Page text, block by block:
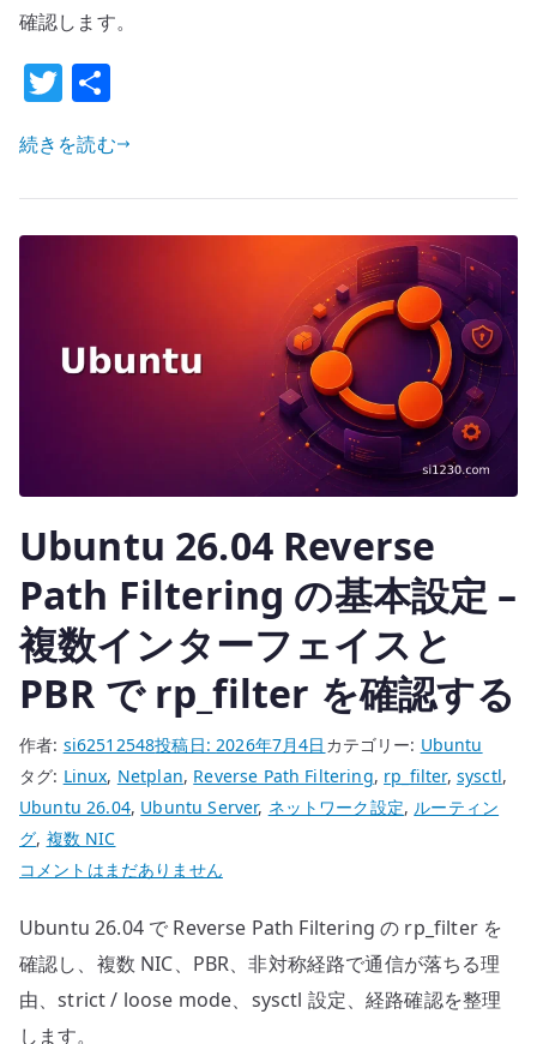
定
–
S.M.A.R.T.
で
物
理
へ
の
確認します。
T
w
it
te
r
続きを読む
Ubuntu 26.04 Reverse
Path Filtering の基本設定 –
複数インターフェイスと
PBR で rp_filter を確認する
作者: si62512548投稿日:2026年7月4日 カテゴリー: Ubuntu
タグ: Linux, Netplan, Reverse Path Filtering, rp_filter, sysctl,
Ubuntu 26.04, Ubuntu Server, ネットワーク設定, ルーティン
グ, 複数 NIC
Ubuntu
Reverse
Path
Filtering
の
コメントはまだありません
Ubuntu 26.04 で Reverse Path Filtering の rp_filter を
確認し、複数 NIC、PBR、非対称経路で通信が落ちる理
由、strict / loose mode、sysctl 設定、経路確認を整理
します。